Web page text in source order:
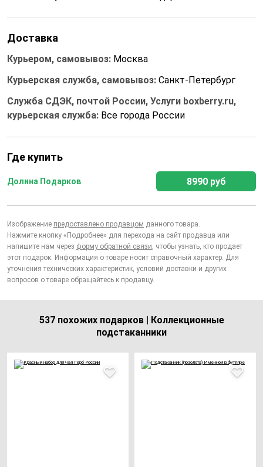
Доставка
Курьером, самовывоз: Москва
Курьерская служба, самовывоз: Санкт-Петербург
Служба СДЭК, почтой России, Услуги boxberry.ru,
курьерская служба: Все города России
Где купить
Долина Подарков 8990 руб
Изображение предоставлено продавцом данного товара.
Нажмите кнопку «Подробнее» для перехода на сайт продавца или
напишите нам через форму обратной связи, чтобы узнать, кто продает
этот подарок. Информация о товаре носит справочный характер. Для
уточнения технических характеристик, условий доставки и других
вопросов о товаре обращайтесь к продавцу.
537 похожих подарков | Коллекционные
подстаканники